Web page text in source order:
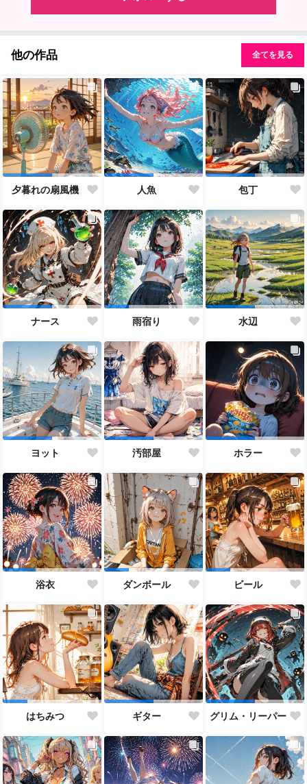
他の作品 全てを見る
夕暮れの扇風機 人魚 包丁
ナース 雨宿り 水辺
ヨット 汚部屋 ホラー
浴衣 ダンボール ビール
はちみつ ギター グリム・リーパー